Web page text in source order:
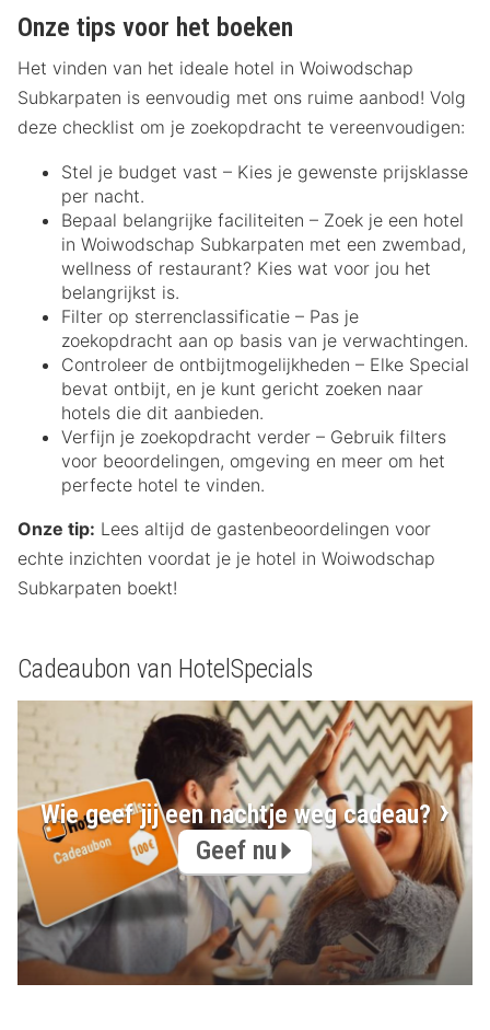
Onze tips voor het boeken
Het vinden van het ideale hotel in Woiwodschap
Subkarpaten is eenvoudig met ons ruime aanbod! Volg
deze checklist om je zoekopdracht te vereenvoudigen:
Stel je budget vast – Kies je gewenste prijsklasse
per nacht.
Bepaal belangrijke faciliteiten – Zoek je een hotel
in Woiwodschap Subkarpaten met een zwembad,
wellness of restaurant? Kies wat voor jou het
belangrijkst is.
Filter op sterrenclassificatie – Pas je
zoekopdracht aan op basis van je verwachtingen.
Controleer de ontbijtmogelijkheden – Elke Special
bevat ontbijt, en je kunt gericht zoeken naar
hotels die dit aanbieden.
Verfijn je zoekopdracht verder – Gebruik filters
voor beoordelingen, omgeving en meer om het
perfecte hotel te vinden.
Onze tip: Lees altijd de gastenbeoordelingen voor
echte inzichten voordat je je hotel in Woiwodschap
Subkarpaten boekt!
Cadeaubon van HotelSpecials
Wie geef jij een nachtje weg cadeau?
Geef nu